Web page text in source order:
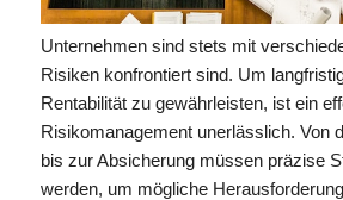
Unternehmen sind stets mit
Risiken konfrontiert sind. Um
Rentabilität zu gewährleisten, ist ein
Risikomanagement unerlässlich. Von
bis zur Absicherung müssen präzise
werden, um mögliche